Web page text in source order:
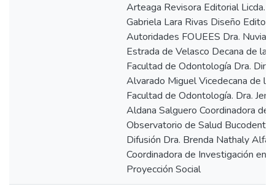
Arteaga Revisora Editorial Licda.
Gabriela Lara Rivas Diseño
Autoridades FOUEES Dra. Nuvia
Estrada de Velasco Decana de la
Facultad de Odontología Dra.
Alvarado Miguel Vicedecana de la
Facultad de Odontología. Dra.
Aldana Salguero Coordinadora de
Observatorio de Salud
Difusión Dra. Brenda Nathaly
Coordinadora de Investigación en
Proyección Social